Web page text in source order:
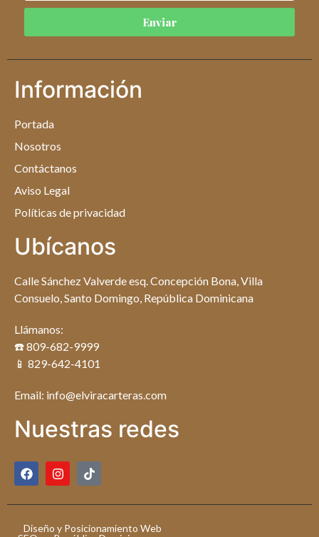
Enviar
Información
Portada
Nosotros
Contáctanos
Aviso Legal
Políticas de privacidad
Ubícanos
Calle Sánchez Valverde esq. Concepción Bona, Villa
Consuelo, Santo Domingo, República Dominicana
Llámanos:
☎️ 809-682-9999
📱 829-642-4101
Email: info@elviracarteras.com
Nuestras redes
Diseño y Posicionamiento Web